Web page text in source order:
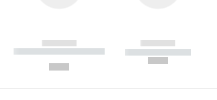
------------
----------- ----------- --------
------------
----------- -----------